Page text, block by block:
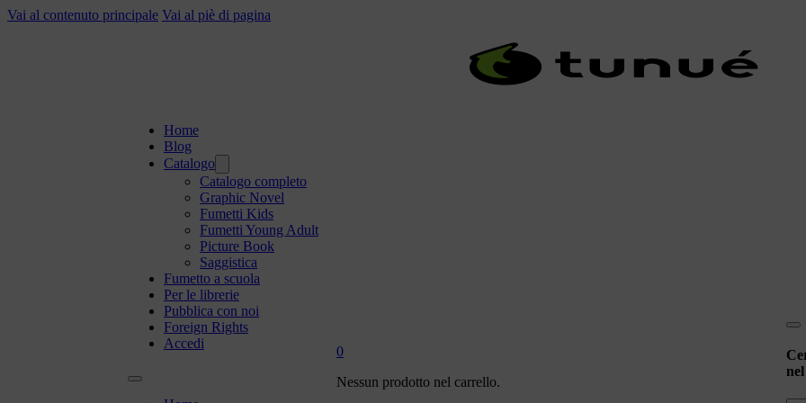
Vai al contenuto principale Vai al piè di pagina
Home
Blog
Catalogo
Catalogo completo
Graphic Novel
Fumetti Kids
Fumetti Young Adult
Picture Book
Saggistica
Fumetto a scuola
Per le librerie
Pubblica con noi
Foreign Rights
Accedi
0
Nessun prodotto nel carrello.